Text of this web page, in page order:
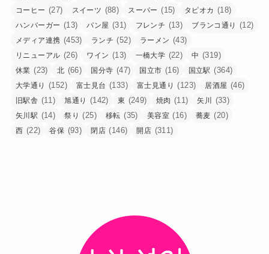
コーヒー (27) スイーツ (88) スーパー (15) タピオカ (18)
ハンバーガー (13) パン屋 (31) フレンチ (13) ブランコ通り (12)
メディア連携 (453) ランチ (52) ラーメン (43)
リニューアル (26) ワイン (13) 一橋大学 (22) 中 (319)
休業 (23) 北 (66) 国分寺 (47) 国立市 (16) 国立駅 (364)
大学通り (152) 富士見台 (133) 富士見通り (123) 居酒屋 (46)
旧駅舎 (11) 旭通り (142) 東 (249) 焼肉 (11) 矢川 (33)
矢川駅 (14) 祭り (25) 移転 (35) 美容室 (16) 蕎麦 (20)
西 (22) 谷保 (93) 閉店 (146) 開店 (311)